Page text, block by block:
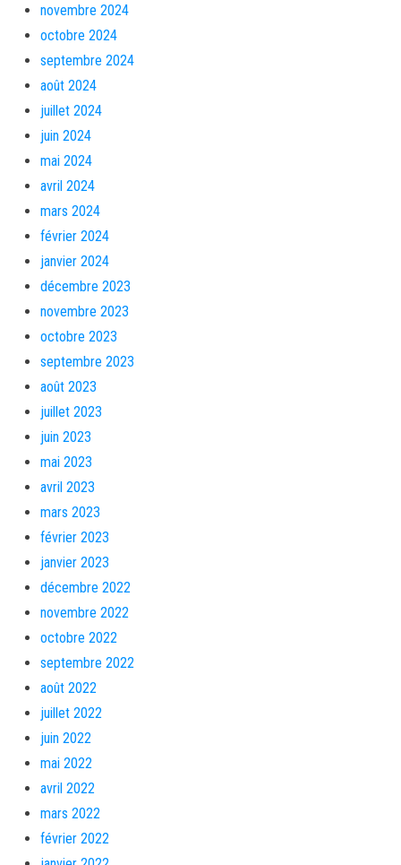
novembre 2024
octobre 2024
septembre 2024
août 2024
juillet 2024
juin 2024
mai 2024
avril 2024
mars 2024
février 2024
janvier 2024
décembre 2023
novembre 2023
octobre 2023
septembre 2023
août 2023
juillet 2023
juin 2023
mai 2023
avril 2023
mars 2023
février 2023
janvier 2023
décembre 2022
novembre 2022
octobre 2022
septembre 2022
août 2022
juillet 2022
juin 2022
mai 2022
avril 2022
mars 2022
février 2022